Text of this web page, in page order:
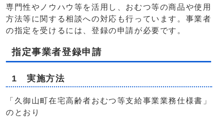
専門性やノウハウ等を活用し、おむつ等の商品や使用
方法等に関する相談への対応も行っています。事業者
の指定を受けるには、登録の申請が必要です。
指定事業者登録申請
1 実施方法
「久御山町在宅高齢者おむつ等支給事業業務仕様書」
のとおり